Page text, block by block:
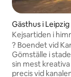
Gästhus i Leipzig
Kejsartiden i
Heine-Kanal
? Boendet vid
Gömställe i staden: Upplev
sin mest
precis vid